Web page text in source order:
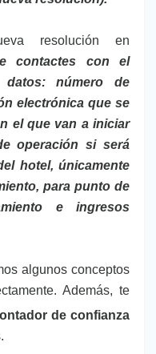
resolución en
contactes con el
datos: número de
electrónica que se
el que van a iniciar
operación si será
hotel, únicamente
para punto de
e ingresos
algunos conceptos
Además, te
de confianza